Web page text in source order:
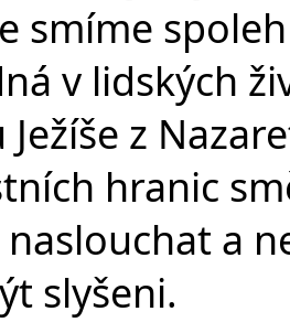
smíme
v lidských
z
hranic
a
slyšeni.